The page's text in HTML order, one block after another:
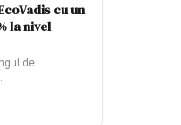
cu un
la nivel
de